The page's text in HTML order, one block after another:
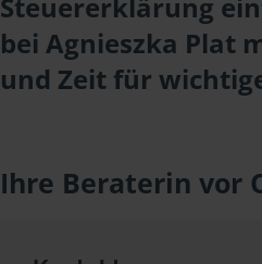
bei Agnieszka Plat
und Zeit für
Ihre Beraterin vor